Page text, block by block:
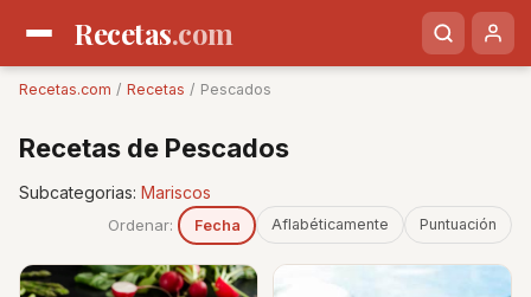
Recetas.com
Recetas.com / Recetas / Pescados
Recetas de Pescados
Subcategorias: Mariscos
Ordenar: Fecha Aflabéticamente Puntuación